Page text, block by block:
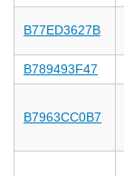
B77ED3627B
B789493F47
B7963CC0B7